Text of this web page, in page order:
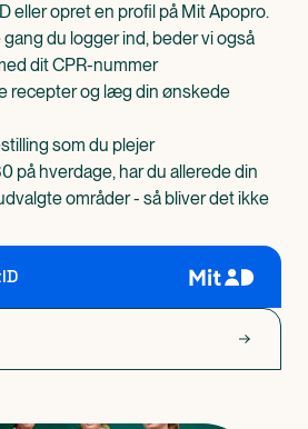
eller opret en profil på Mit Apopro.
du logger ind, beder vi også
dit CPR-nummer
recepter og læg din ønskede
som du plejer
på hverdage, har du allerede din
områder - så bliver det ikke